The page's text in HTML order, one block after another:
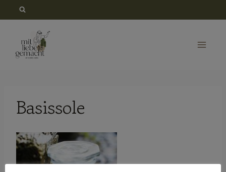
springen
Basissole